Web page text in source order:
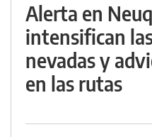
Alerta en
intensifican
nevadas y
en las rutas